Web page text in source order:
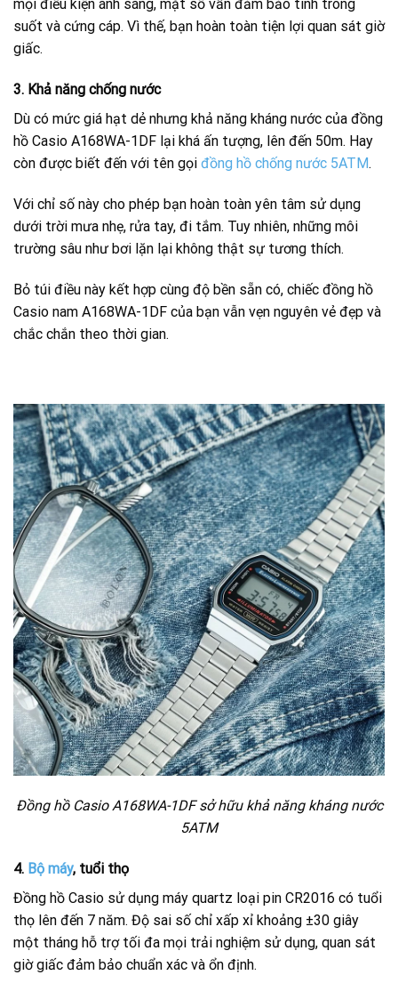
mọi điều kiện ánh sáng, mặt số vẫn đảm bảo tính trong
suốt và cứng cáp. Vì thế, bạn hoàn toàn tiện lợi quan sát giờ
giấc.
3. Khả năng chống nước
Dù có mức giá hạt dẻ nhưng khả năng kháng nước của đồng
hồ Casio A168WA-1DF lại khá ấn tượng, lên đến 50m. Hay
còn được biết đến với tên gọi đồng hồ chống nước 5ATM.
Với chỉ số này cho phép bạn hoàn toàn yên tâm sử dụng
dưới trời mưa nhẹ, rửa tay, đi tắm. Tuy nhiên, những môi
trường sâu như bơi lặn lại không thật sự tương thích.
Bỏ túi điều này kết hợp cùng độ bền sẵn có, chiếc đồng hồ
Casio nam A168WA-1DF của bạn vẫn vẹn nguyên vẻ đẹp và
chắc chắn theo thời gian.
Đồng hồ Casio A168WA-1DF sở hữu khả năng kháng nước
5ATM
4. Bộ máy, tuổi thọ
Đồng hồ Casio sử dụng máy quartz loại pin CR2016 có tuổi
thọ lên đến 7 năm. Độ sai số chỉ xấp xỉ khoảng ±30 giây
một tháng hỗ trợ tối đa mọi trải nghiệm sử dụng, quan sát
giờ giấc đảm bảo chuẩn xác và ổn định.